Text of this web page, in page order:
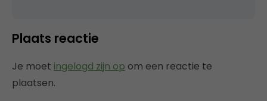
Plaats reactie
Je moet ingelogd zijn op om een reactie te
plaatsen.